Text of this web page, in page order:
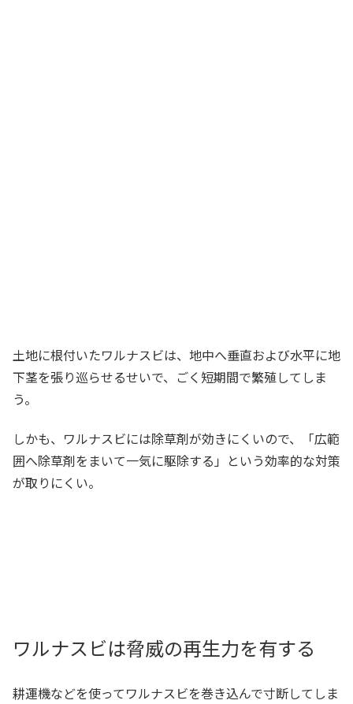
土地に根付いたワルナスビは、地中へ垂直および水平に地
下茎を張り巡らせるせいで、ごく短期間で繁殖してしま
う。
しかも、ワルナスビには除草剤が効きにくいので、「広範
囲へ除草剤をまいて一気に駆除する」という効率的な対策
が取りにくい。
ワルナスビは脅威の再生力を有する
耕運機などを使ってワルナスビを巻き込んで寸断してしま